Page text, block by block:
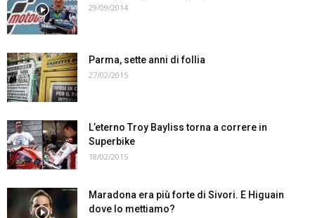
29/09/2014
Parma, sette anni di follia
27/02/2015
L’eterno Troy Bayliss torna a correre in
Superbike
18/02/2015
Maradona era più forte di Sivori. E Higuain
dove lo mettiamo?